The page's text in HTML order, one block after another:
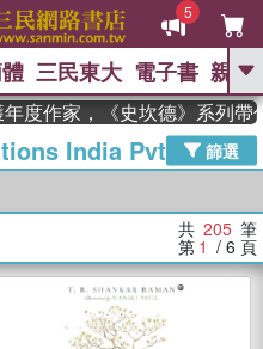
5
GO
東野圭吾 、 高希均教授回憶錄
Odyssey 、 父親節 、 如果歷
漫遊錄、 方念華 、 台灣的李
數學女孩：黎曼猜想 、
迷走神經
三民東大 電子書 親子
，《史坎德》系列帶你踏上
India Pvt Ltd篩選
共 205 筆
第 1 / 6 頁